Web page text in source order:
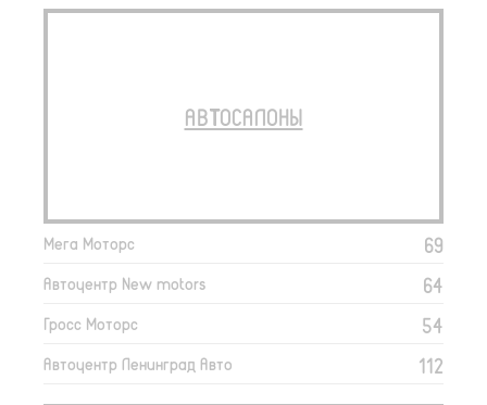
АВТОСАЛОНЫ
69
Мега Моторс
64
Автоцентр New motors
54
Гросс Моторс
112
Автоцентр Ленинград Авто